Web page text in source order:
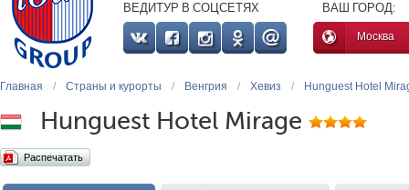
ВЕДИТУР В СОЦСЕТЯХ ВАШ ГОРОД:
Москва
Главная / Страны и курорты / Венгрия / Хевиз / Hunguest Hotel
Hunguest Hotel Mirage
Распечатать